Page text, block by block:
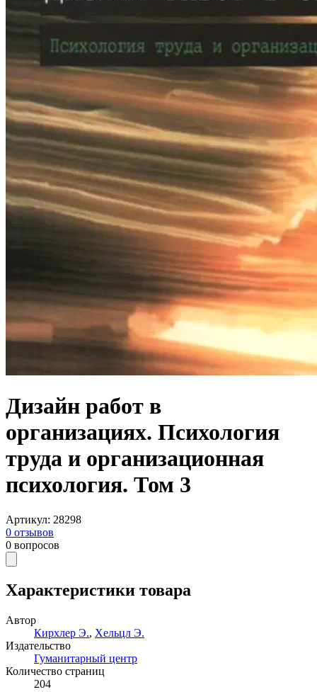
Дизайн работ в
организациях. Психология
труда и организационная
психология. Том 3
Артикул: 28298
0 отзывов
0 вопросов
Характеристики товара
Автор
Кирхлер Э., Хельцл Э.
Издательство
Гуманитарный центр
Количество страниц
204